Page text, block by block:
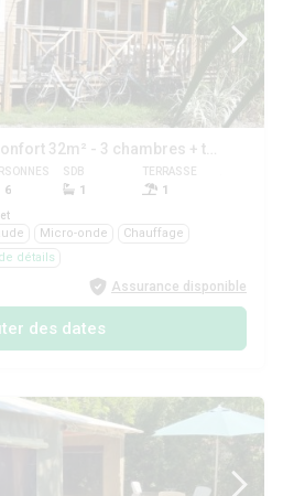
(Mobil-home Confort 32m² - 3 chambres + terrasse couverte)
6
SDB
1
TERRASSE
1
Micro-onde
Chauffage
détails
Assurance disponible
des dates